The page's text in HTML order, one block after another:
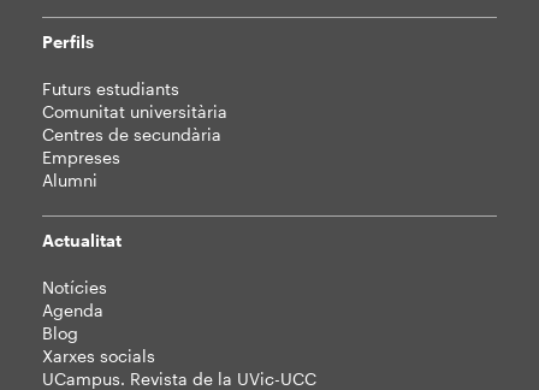
Perfils
Futurs estudiants
Comunitat universitària
Centres de secundària
Empreses
Alumni
Actualitat
Notícies
Agenda
Blog
Xarxes socials
UCampus. Revista de la UVic-UCC